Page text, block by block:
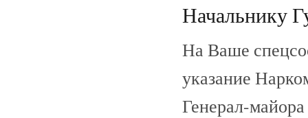
Начальнику
На Ваше
указание
Генерал-